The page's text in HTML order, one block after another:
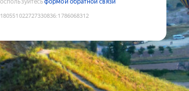
формой обратной связи
:1786068312